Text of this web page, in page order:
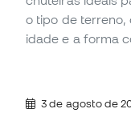
o tipo de terreno,
idade e a forma
3 de agosto de